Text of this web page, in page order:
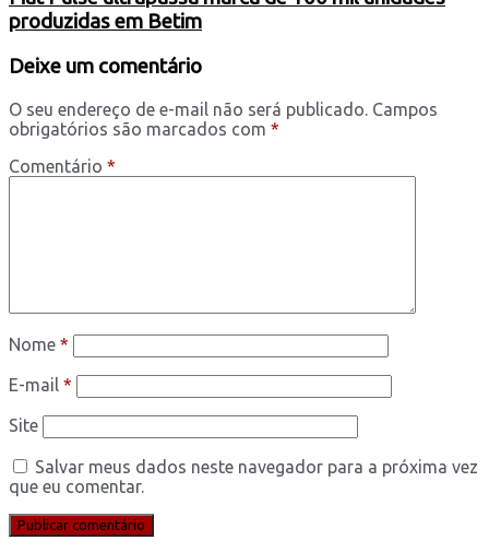
produzidas em Betim
Deixe um comentário
O seu endereço de e-mail não será publicado. Campos
obrigatórios são marcados com *
Comentário *
Nome *
E-mail *
Site
Salvar meus dados neste navegador para a próxima vez
que eu comentar.